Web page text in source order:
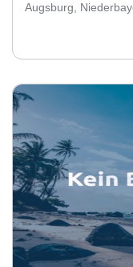
Augsburg,